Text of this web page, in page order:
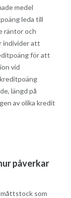
medel
leda till
räntor och
individer att
för att
vid
längd på
av olika kredit
påverkar
som